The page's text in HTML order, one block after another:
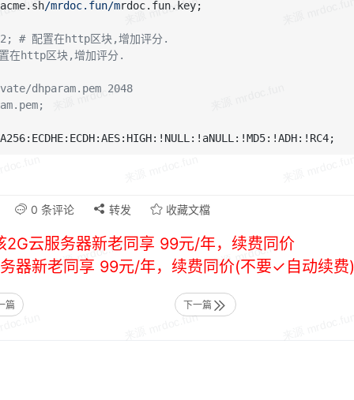
/mrdoc.fun/mrdoc.fun.key;
# 配置在http区块,增加评分.
http区块,增加评分.
dhparam.pem 2048
0 条评论 转发 收藏文檔
2G云服务器新老同享 99元/年，续费同价
务器新老同享 99元/年，续费同价(不要✓自动续费)
篇 下一篇